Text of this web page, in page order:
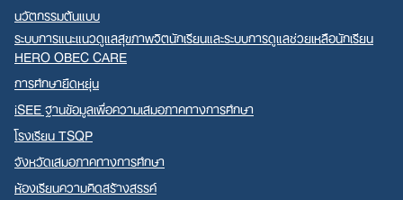
นวัตกรรมต้นแบบ
ระบบการแนะแนวดูแลสุขภาพจิตนักเรียนและระบบการดูแลช่วยเหลือนักเรียน
HERO OBEC CARE
การศึกษายืดหยุ่น
iSEE ฐานข้อมูลเพื่อความเสมอภาคทางการศึกษา
โรงเรียน TSQP
จังหวัดเสมอภาคทางการศึกษา
ห้องเรียนความคิดสร้างสรรค์